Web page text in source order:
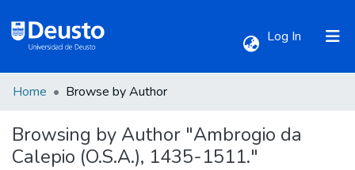
Log In (current)
All of DSpace
Home Browse by Author
Browsing by Author "Ambrogio da
Calepio (O.S.A.), 1435-1511."